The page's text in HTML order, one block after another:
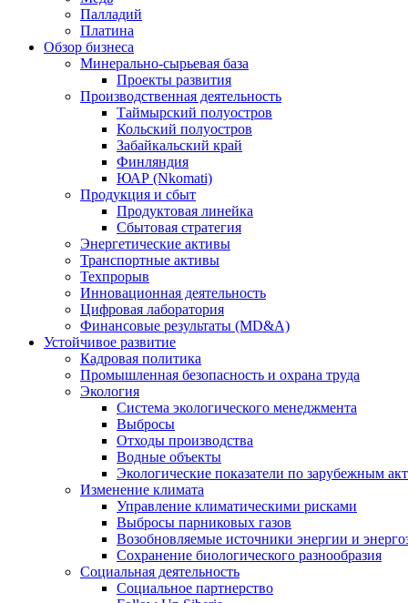
Палладий
Платина
Обзор бизнеса
Минерально-сырьевая база
Проекты развития
Производственная деятельность
Таймырский полуостров
Кольский полуостров
Забайкальский край
Финляндия
ЮАР (Nkomati)
Продукция и сбыт
Продуктовая линейка
Сбытовая стратегия
Энергетические активы
Транспортные активы
Техпрорыв
Инновационная деятельность
Цифровая лаборатория
Финансовые результаты (MD&A)
Устойчивое развитие
Кадровая политика
Промышленная безопасность и охрана труда
Экология
Система экологического менеджмента
Выбросы
Отходы производства
Водные объекты
Экологические показатели по зарубежным
Изменение климата
Управление климатическими рисками
Выбросы парниковых газов
Возобновляемые источники энергии и
Сохранение биологического разнообразия
Социальная деятельность
Социальное партнерство